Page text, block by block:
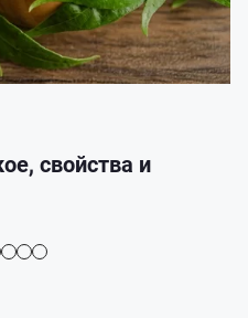
свойства и